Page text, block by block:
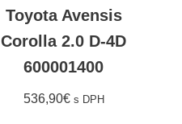
Toyota Avensis
Corolla 2.0 D-4D
600001400
536,90€ s DPH